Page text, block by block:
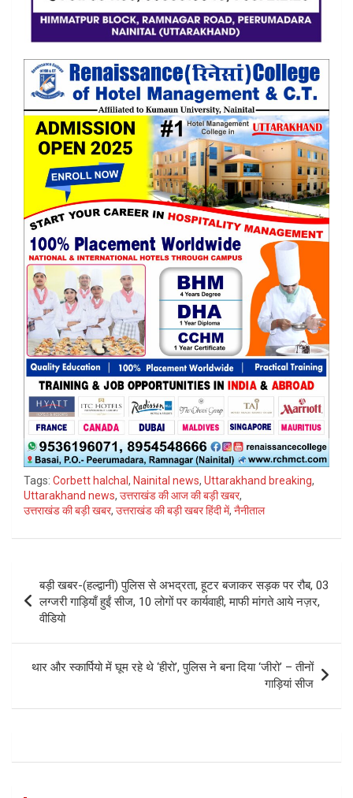
Tags: Corbett halchal, Nainital news, Uttarakhand breaking,
Uttarakhand news, उत्तराखंड की आज की बड़ी खबर,
उत्तराखंड की बड़ी खबर, उत्तराखंड की बड़ी खबर हिंदी में, नैनीताल
navigation
बड़ी खबर-(हल्द्वानी) पुलिस से अभद्रता, हूटर बजाकर सड़क पर रौब, 03
लग्जरी गाड़ियाँ हुईं सीज, 10 लोगों पर कार्यवाही, माफी मांगते आये नज़र,
वीडियो
थार और स्कार्पियो में घूम रहे थे ‘हीरो’, पुलिस ने बना दिया ‘जीरो’ – तीनों
गाड़ियां सीज